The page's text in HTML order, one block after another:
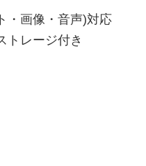
・画像・音声)対応
トレージ付き